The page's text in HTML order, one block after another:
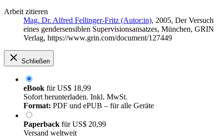
Arbeit zitieren
Mag. Dr. Alfred Fellinger-Fritz (Autor:in), 2005, Der Versuch
eines gendersensiblen Supervisionsansatzes, München, GRIN
Verlag, https://www.grin.com/document/127449
Schließen
eBook fürUS$ 18,99
Sofort herunterladen. Inkl. MwSt.
Format: PDF und ePUB – für alle Geräte
Paperback fürUS$ 20,99
Versand weltweit